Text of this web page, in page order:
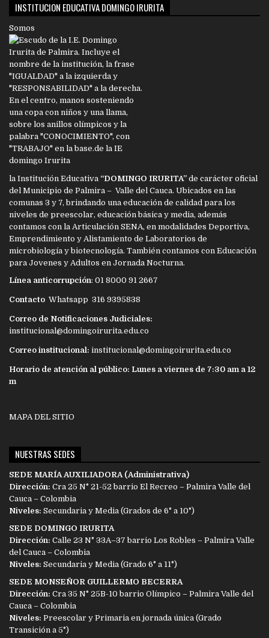
INSTITUCION EDUCATIVA DOMINGO IRURITA
Somos
la Institución Educativa “DOMINGO IRURITA” de carácter oficial
del Municipio de Palmira – Valle del Cauca. Ubicados en las
comunas 3 y 7, brindando una educación de calidad para los
niveles de preescolar, educación básica y media, además
contamos con la Articulación SENA, en modalidades Deportiva,
Emprendimiento y Alistamiento de Laboratorios de
microbiología y biotecnología. También contamos con Educación
para Jovenes y Adultos en Jornada Nocturna.
Línea anticorrupción: 01 8000 91 2667
Contacto Whatsapp 316 9395838
Correo de Notificaciones Judiciales:
institucional@domingoirurita.edu.co
Correo institucional: institucional@domingoirurita.edu.co
Horario de atención al público: Lunes a viernes de 7:30 am a 12
m
MAPA DEL SITIO
NUESTRAS SEDES
SEDE MARÍA AUXILIADORA (Administrativa)
Dirección: Cra 25 N° 21-52 barrio El Recreo – Palmira Valle del
Cauca – Colombia
Niveles: Secundaria y Media (Grados de 6° a 10°)
SEDE DOMINGO IRURITA
Dirección: Calle 23 N° 33A–37 barrio Los Robles – Palmira Valle
del Cauca – Colombia
Niveles: Secundaria y Media (Grado 6° a 11°)
SEDE MONSEÑOR GUILLERMO BECERRA
Dirección: Cra 35 N° 25B-10 barrio Olímpico – Palmira Valle del
Cauca – Colombia
Niveles: Preescolar y Primaria en jornada única (Grado
Transición a 5°)